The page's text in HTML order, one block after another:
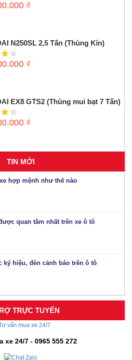
₫
N250SL 2,5 Tấn (Thùng Kín)
₫
EX8 GTS2 (Thùng mui bạt 7 Tấn)
₫
TIN MỚI
hợp mệnh như thế nào
quan tâm nhất trên xe ô tô
ký hiệu, đèn cảnh báo trên ô tô
TRỰC TUYẾN
xe 24/7 - 0965 555 272